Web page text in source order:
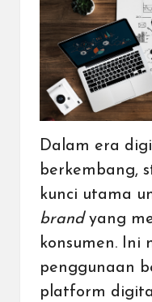
Dalam era
berkembang,
kunci utama
brand yang
konsumen. Ini
penggunaan
platform